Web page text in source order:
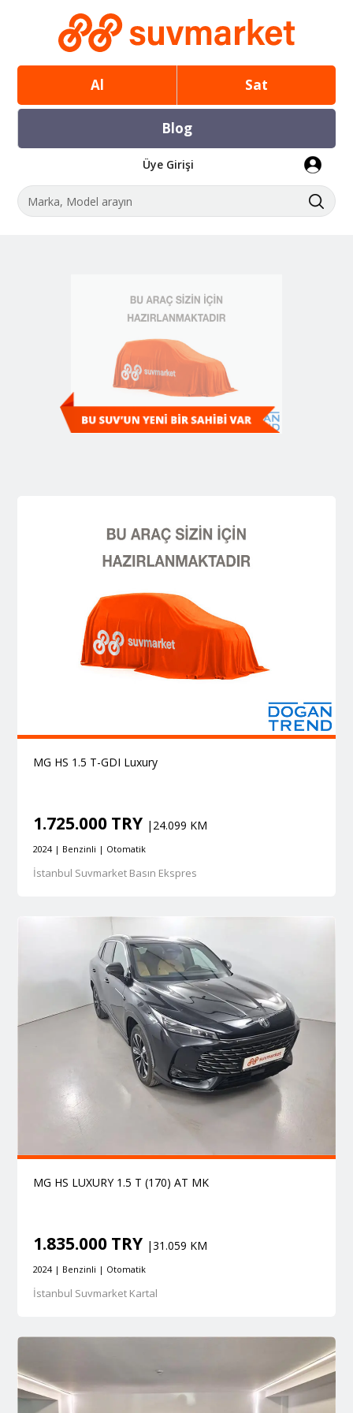
Al Sat
Blog
Üye Girişi
MG HS 1.5 T-GDI Luxury
1.725.000 TRY |24.099 KM
2024 | Benzinli | Otomatik
İstanbul Suvmarket Basın Ekspres
MG HS LUXURY 1.5 T (170) AT MK
1.835.000 TRY |31.059 KM
2024 | Benzinli | Otomatik
İstanbul Suvmarket Kartal